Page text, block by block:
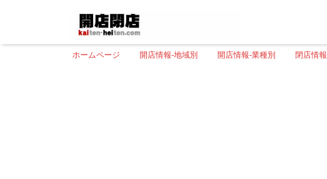
ホームページ 開店情報-地域別 開店情報-業種別 閉店情